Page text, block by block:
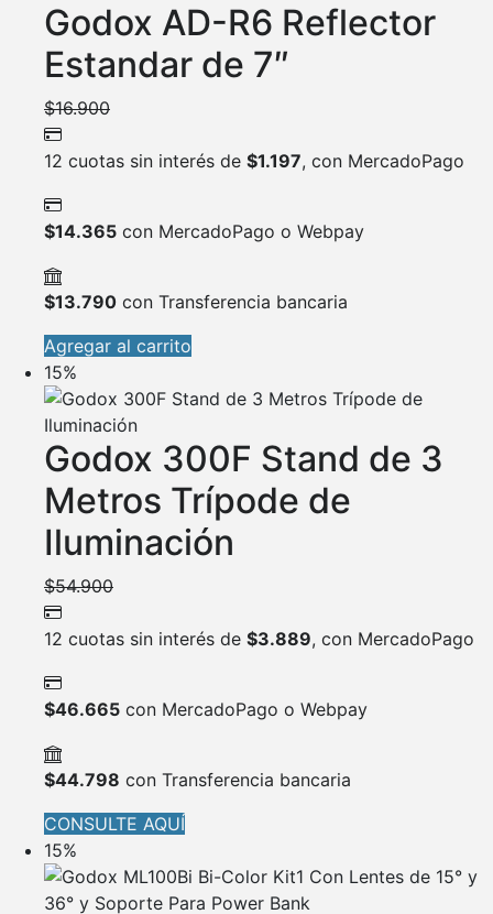
Godox AD-R6 Reflector
Estandar de 7″
$16.900
12 cuotas sin interés de $1.197, con MercadoPago
$14.365 con MercadoPago o Webpay
$13.790 con Transferencia bancaria
Agregar al carrito
15%
Godox 300F Stand de 3
Metros Trípode de
Iluminación
$54.900
12 cuotas sin interés de $3.889, con MercadoPago
$46.665 con MercadoPago o Webpay
$44.798 con Transferencia bancaria
CONSULTE AQUÍ
15%